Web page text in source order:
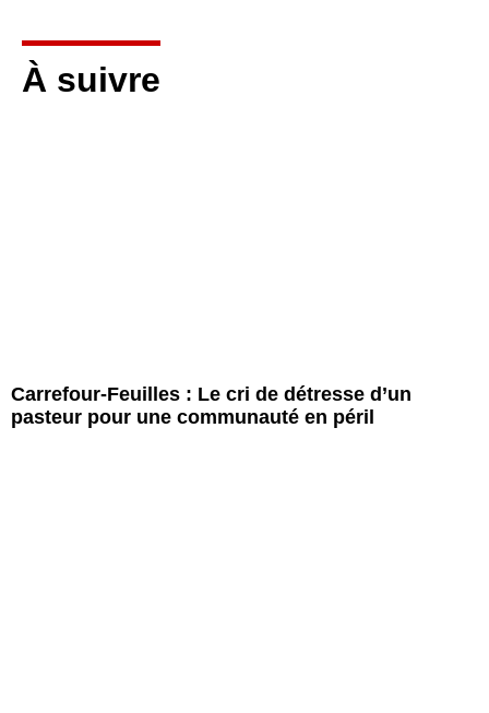
À suivre
Carrefour-Feuilles : Le cri de détresse d’un
pasteur pour une communauté en péril